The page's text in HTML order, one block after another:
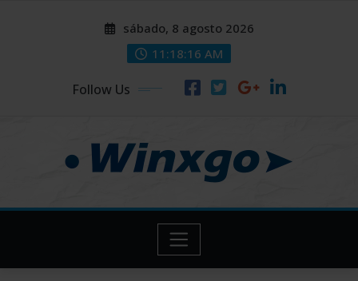
sábado, 8 agosto 2026
11:18:17 AM
Follow Us